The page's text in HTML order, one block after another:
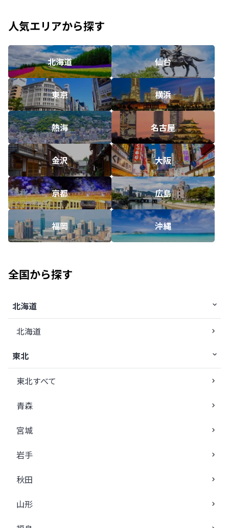
人気エリアから探す
北海道 仙台
東京 横浜
熱海 名古屋
金沢 大阪
京都 広島
福岡 沖縄
全国から探す
北海道
北海道
東北
東北すべて
青森
宮城
岩手
秋田
山形